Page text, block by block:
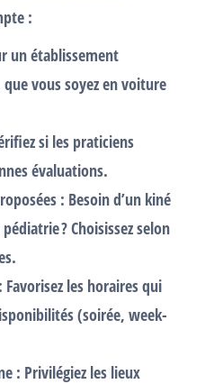
:
un établissement
vous soyez en voiture
si les praticiens
évaluations.
: Besoin d’un kiné
? Choisissez selon
: Favorisez les horaires qui
(soirée, week-
: Privilégiez les lieux